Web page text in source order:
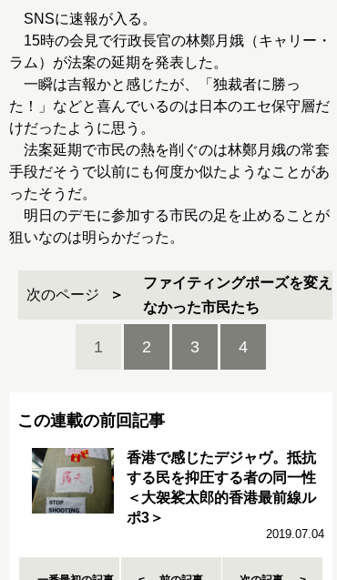
SNSに速報が入る。
15時の会見で行政長官の林鄭月娥（キャリー・
ラム）が法案の延期を発表した。
一瞬は吉報かと感じたが、「独裁者に勝っ
た！」などと喜んでいるのは日本のエセ保守層だ
けだったように思う。
法案延期で市民の熱を削ぐのは林鄭月娥の常套
手段だそうで以前にも何度か似たようなことがあ
ったそうだ。
明日のデモに参加する市民の足を止めることが
狙いなのは明らかだった。
次のページ
ファイティングポーズを変え
なかった市民たち
1 2 3 4
この連載の前回記事
香港で感じたデジャヴ。抵抗
する民を抑圧する者の同一性
＜大袈裟太郎的香港最前線ル
ポ3＞
2019.07.04